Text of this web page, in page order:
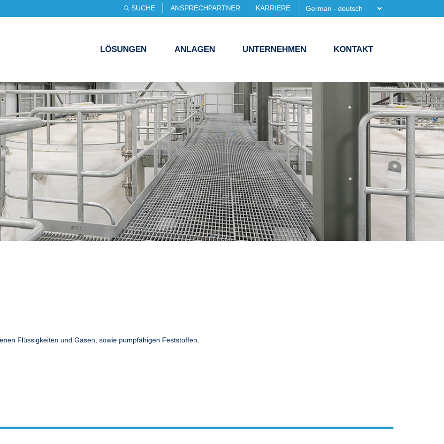
SUCHE ANSPRECHPARTNER KARRIERE
LÖSUNGEN ANLAGEN UNTERNEHMEN KONTAKT
Flüssigkeiten und Gasen, sowie pumpfähigen Feststoffen.